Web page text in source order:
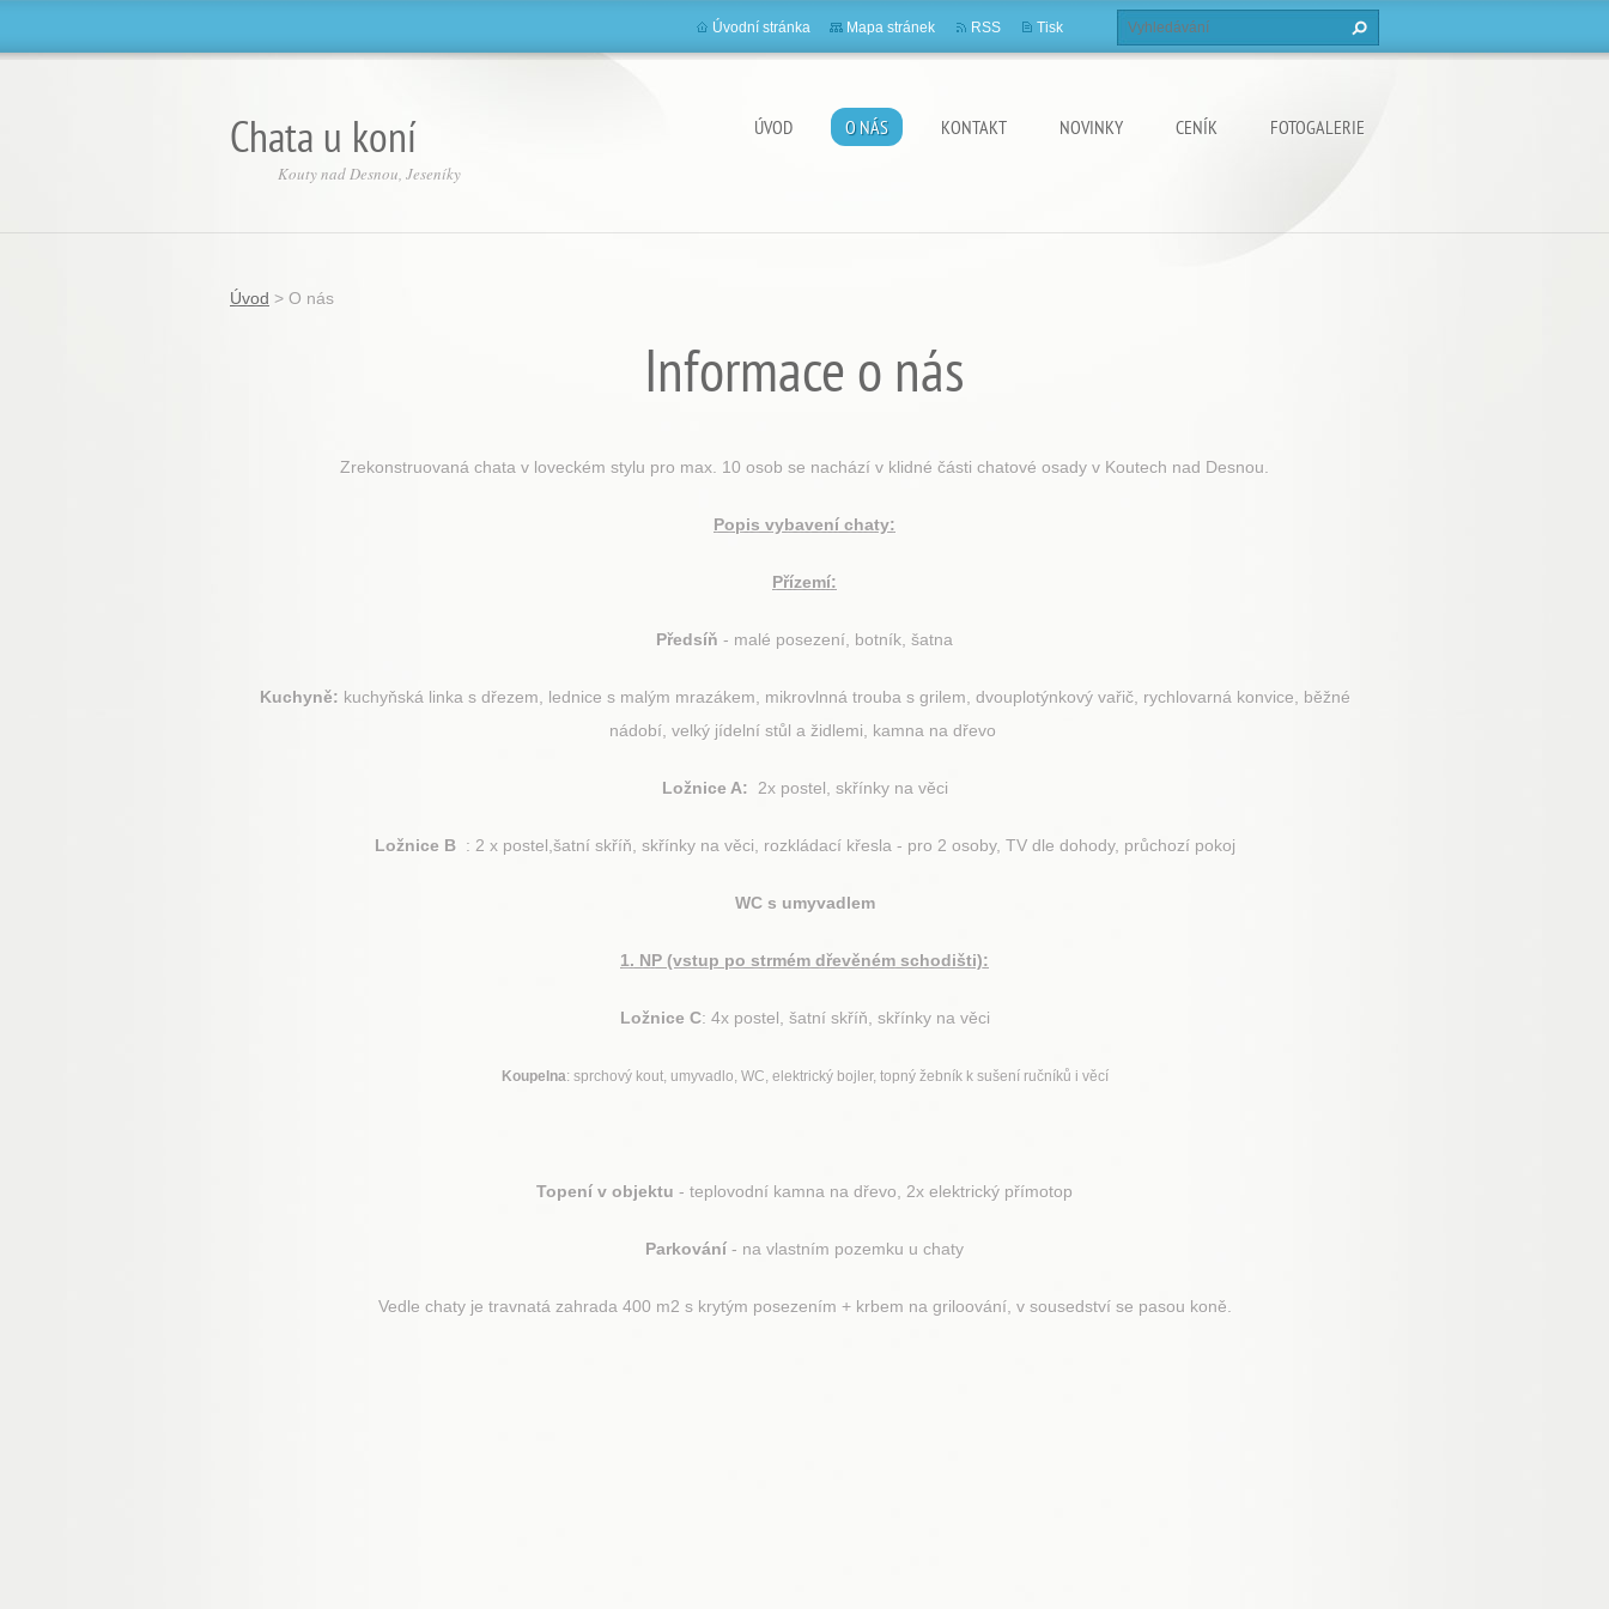
Chata u koní
Kouty nad Desnou, Jeseníky
ÚVOD O NÁS KONTAKT NOVINKY CENÍK FOTOGALERIE
Úvodní stránka Mapa stránek RSS Tisk
Úvod > O nás
Informace o nás
Zrekonstruovaná chata v loveckém stylu pro max. 10 osob se nachází v klidné části chatové osady v Koutech nad Desnou.
Popis vybavení chaty:
Přízemí:
Předsíň - malé posezení, botník, šatna
Kuchyně: kuchyňská linka s dřezem, lednice s malým mrazákem, mikrovlnná trouba s grilem, dvouplotýnkový vařič, rychlovarná konvice, běžné
nádobí, velký jídelní stůl a židlemi, kamna na dřevo
Ložnice A: 2x postel, skřínky na věci
Ložnice B : 2 x postel,šatní skříň, skřínky na věci, rozkládací křesla - pro 2 osoby, TV dle dohody, průchozí pokoj
WC s umyvadlem
1. NP (vstup po strmém dřevěném schodišti):
Ložnice C: 4x postel, šatní skříň, skřínky na věci
Koupelna: sprchový kout, umyvadlo, WC, elektrický bojler, topný žebník k sušení ručníků i věcí
Topení v objektu - teplovodní kamna na dřevo, 2x elektrický přímotop
Parkování - na vlastním pozemku u chaty
Vedle chaty je travnatá zahrada 400 m2 s krytým posezením + krbem na griloování, v sousedství se pasou koně.